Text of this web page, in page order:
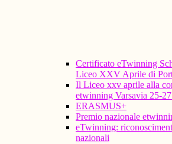
Certificato eTwinning
Liceo XXV Aprile di
Il Liceo xxv aprile alla
etwinning Varsavia 25-
ERASMUS+
Premio nazionale
eTwinning:
nazionali